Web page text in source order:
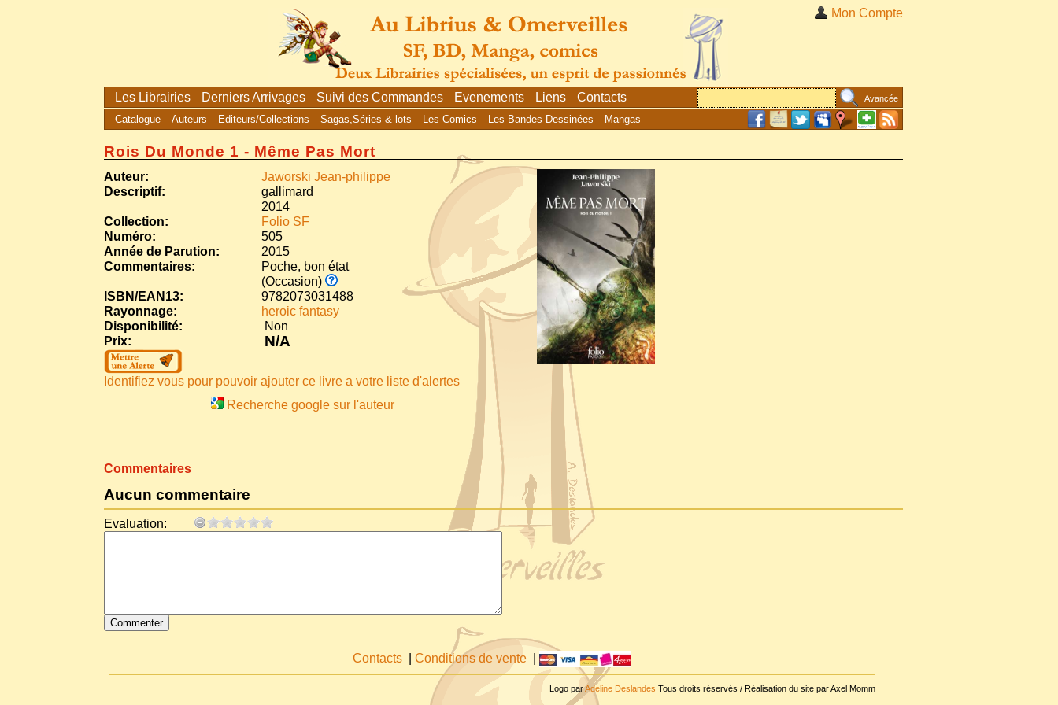
Mon Compte
Les Librairies Derniers Arrivages Suivi des Commandes Evenements Liens Contacts Avancée
Catalogue Auteurs Editeurs/Collections Sagas,Séries & lots Les Comics Les Bandes Dessinées Mangas
Rois Du Monde 1 - Même Pas Mort
Auteur:
Jaworski Jean-philippe
Descriptif:
gallimard
2014
Collection:
Folio SF
Numéro:
505
Année de Parution:
2015
Commentaires:
Poche, bon état
(Occasion)
ISBN/EAN13:
9782073031488
Rayonnage:
heroic fantasy
Disponibilité:
Non
Prix:
N/A
Identifiez vous pour pouvoir ajouter ce livre a votre liste d'alertes
Recherche google sur l'auteur
Commentaires
Aucun commentaire
Evaluation:
Contacts |Conditions de vente |
Logo parAdeline Deslandes Tous droits réservés / Réalisation du site par Axel Momm